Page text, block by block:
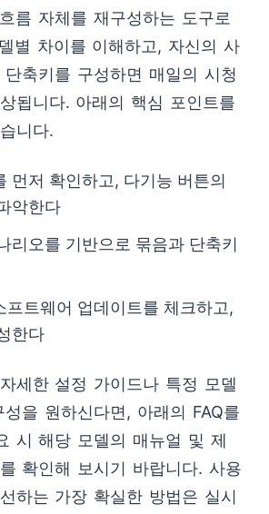
름 자체를 재구성하는 도구로
별 차이를 이해하고, 자신의 사
축키를 구성하면 매일의 시청
됩니다. 아래의 핵심 포인트를
니다.
먼저 확인하고, 다기능 버튼의
악한다
리오를 기반으로 묶음과 단축키
프트웨어 업데이트를 체크하고,
한다
세한 설정 가이드나 특정 모델
을 원하신다면, 아래의 FAQ를
시 해당 모델의 매뉴얼 및 제
확인해 보시기 바랍니다. 사용
하는 가장 확실한 방법은 실시